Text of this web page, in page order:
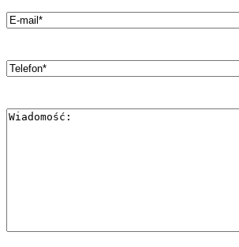
Email*
Telefon*
Wiadomość*